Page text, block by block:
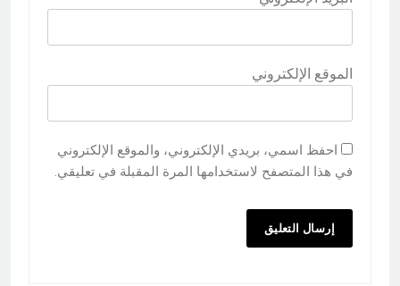
الموقع الإلكتروني
احفظ اسمي، بريدي الإلكتروني، والموقع الإلكتروني
في هذا المتصفح لاستخدامها المرة المقبلة في تعليقي.